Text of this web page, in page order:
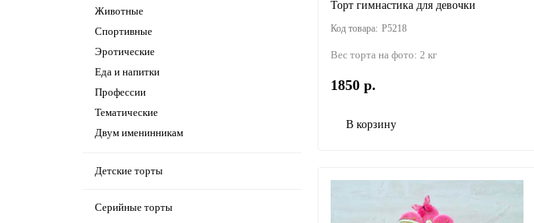
Животные
Спортивные
Эротические
Еда и напитки
Профессии
Тематические
Двум именинникам
Детские торты
Серийные торты
Торт гимнастика для девочки
P5218
Вес торта на фото: 2 кг
1850 р.
В корзину